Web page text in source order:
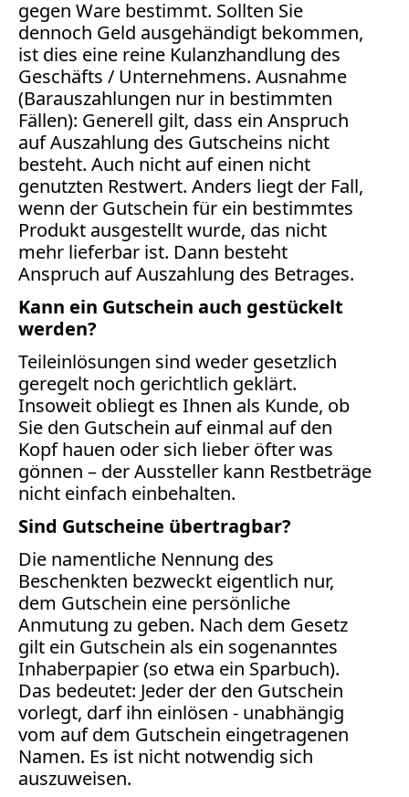
gegen Ware bestimmt. Sollten Sie
dennoch Geld ausgehändigt bekommen,
ist dies eine reine Kulanzhandlung des
Geschäfts / Unternehmens. Ausnahme
(Barauszahlungen nur in bestimmten
Fällen): Generell gilt, dass ein Anspruch
auf Auszahlung des Gutscheins nicht
besteht. Auch nicht auf einen nicht
genutzten Restwert. Anders liegt der Fall,
wenn der Gutschein für ein bestimmtes
Produkt ausgestellt wurde, das nicht
mehr lieferbar ist. Dann besteht
Anspruch auf Auszahlung des Betrages.
Kann ein Gutschein auch gestückelt
werden?
Teileinlösungen sind weder gesetzlich
geregelt noch gerichtlich geklärt.
Insoweit obliegt es Ihnen als Kunde, ob
Sie den Gutschein auf einmal auf den
Kopf hauen oder sich lieber öfter was
gönnen – der Aussteller kann Restbeträge
nicht einfach einbehalten.
Sind Gutscheine übertragbar?
Die namentliche Nennung des
Beschenkten bezweckt eigentlich nur,
dem Gutschein eine persönliche
Anmutung zu geben. Nach dem Gesetz
gilt ein Gutschein als ein sogenanntes
Inhaberpapier (so etwa ein Sparbuch).
Das bedeutet: Jeder der den Gutschein
vorlegt, darf ihn einlösen - unabhängig
vom auf dem Gutschein eingetragenen
Namen. Es ist nicht notwendig sich
auszuweisen.